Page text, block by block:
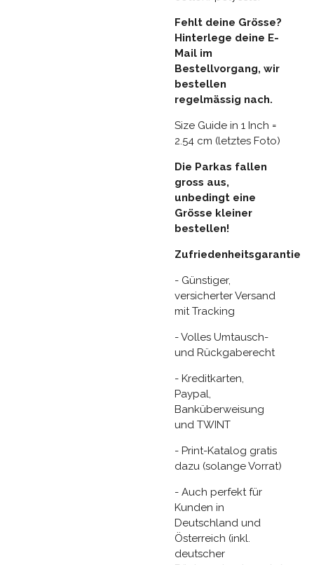
Fehlt deine Grösse?
Hinterlege deine E-
Mail im
Bestellvorgang, wir
bestellen
regelmässig nach.
Size Guide in 1 Inch =
2.54 cm (letztes Foto)
Die Parkas fallen
gross aus,
unbedingt eine
Grösse kleiner
bestellen!
Zufriedenheitsgarantie
- Günstiger,
versicherter Versand
mit Tracking
- Volles Umtausch-
und Rückgaberecht
- Kreditkarten,
Paypal,
Banküberweisung
und TWINT
- Print-Katalog gratis
dazu (solange Vorrat)
- Auch perfekt für
Kunden in
Deutschland und
Österreich (inkl.
deutscher